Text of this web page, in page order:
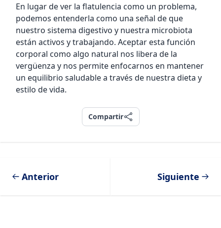
En lugar de ver la flatulencia como un problema,
podemos entenderla como una señal de que
nuestro sistema digestivo y nuestra microbiota
están activos y trabajando. Aceptar esta función
corporal como algo natural nos libera de la
vergüenza y nos permite enfocarnos en mantener
un equilibrio saludable a través de nuestra dieta y
estilo de vida.
Compartir
Compartir
Anterior Siguiente